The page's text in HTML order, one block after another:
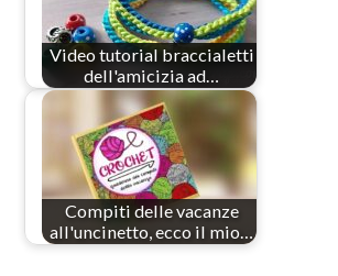
Video tutorial braccialetti
dell'amicizia ad…
Compiti delle vacanze
all'uncinetto, ecco il mio…